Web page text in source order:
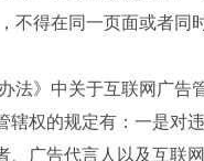
不得在同一页面或者同
》中关于互联网广告管
的规定有：一是对违
、广告代言人以及互联